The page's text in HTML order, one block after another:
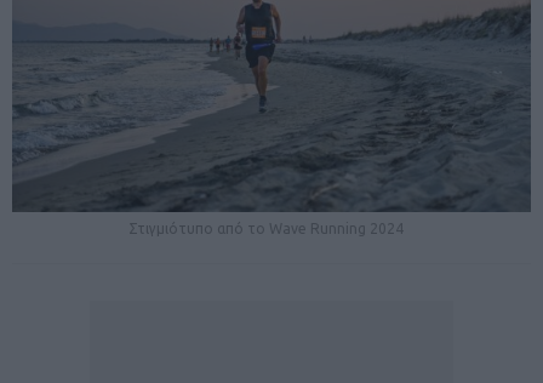
Στιγμιότυπο από το Wave Running 2024